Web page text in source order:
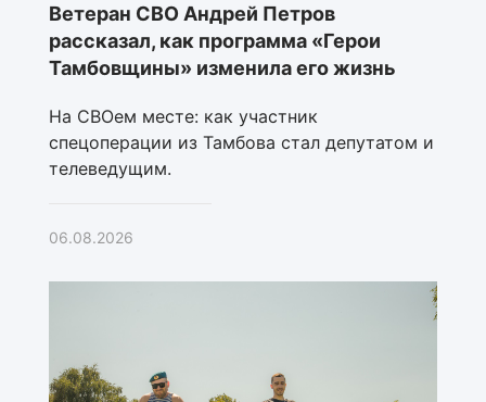
Ветеран СВО Андрей Петров
рассказал, как программа «Герои
Тамбовщины» изменила его жизнь
На СВОем месте: как участник
спецоперации из Тамбова стал депутатом и
телеведущим.
06.08.2026